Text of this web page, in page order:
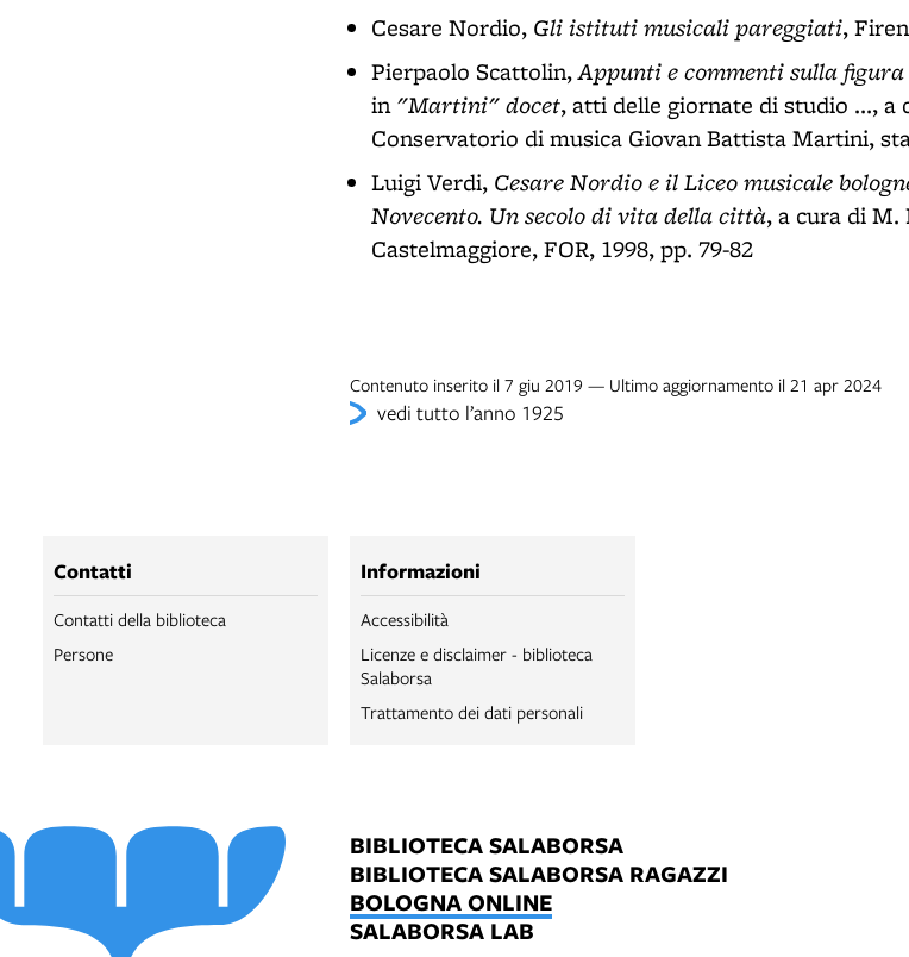
Cesare Nordio, Gli istituti musicali pareggiati,
Pierpaolo Scattolin,Appunti e commenti sulla
in"Martini" docet, atti delle giornate di studio ..., a
Conservatorio di musica Giovan Battista Martini,
Luigi Verdi, Cesare Nordio e il Liceo musicale
Novecento. Un secolo di vita della città, a cura di
Castelmaggiore, FOR, 1998, pp. 79-82
Contenuto inserito il 7 giu 2019 — Ultimo aggiornamento il 21 apr 2024
vedi tutto l’anno 1925
Contatti
Contatti della biblioteca
Persone
Informazioni
Accessibilità
Licenze e disclaimer - biblioteca
Salaborsa
Trattamento dei dati personali
BIBLIOTECA SALABORSA
BIBLIOTECA SALABORSA RAGAZZI
BOLOGNA ONLINE
SALABORSA LAB